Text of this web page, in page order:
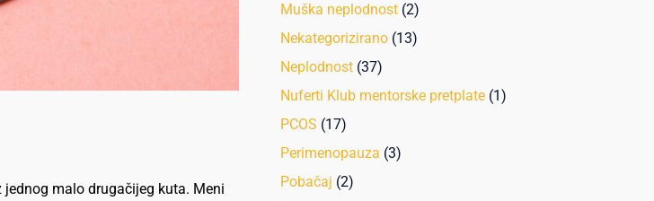
malo drugačijeg kuta. Meni
Muška neplodnost (2)
Nekategorizirano (13)
Neplodnost (37)
Nuferti Klub mentorske pretplate (1)
PCOS (17)
Perimenopauza (3)
Pobačaj (2)